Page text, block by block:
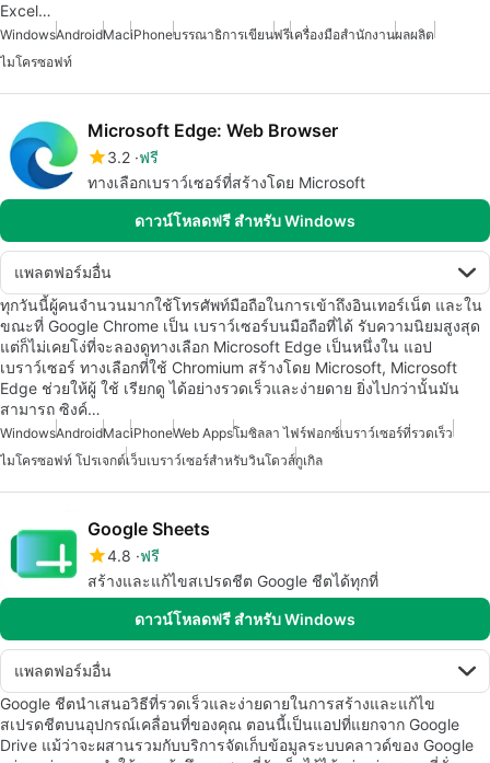
Excel…
WindowsAndroidMaciPhoneบรรณาธิการเขียนฟรีเครื่องมือสำนักงานผลผลิต
ไมโครซอฟท์
Microsoft Edge: Web Browser
3.2 ฟรี
ทางเลือกเบราว์เซอร์ที่สร้างโดย Microsoft
ดาวน์โหลดฟรี สำหรับ Windows
แพลตฟอร์มอื่น
ทุกวันนี้ผู้คนจำนวนมากใช้โทรศัพท์มือถือในการเข้าถึงอินเทอร์เน็ต และใน
ขณะที่ Google Chrome เป็น เบราว์เซอร์บนมือถือที่ได้ รับความนิยมสูงสุด
แต่ก็ไม่เคยโง่ที่จะลองดูทางเลือก Microsoft Edge เป็นหนึ่งใน แอป
เบราว์เซอร์ ทางเลือกที่ใช้ Chromium สร้างโดย Microsoft, Microsoft
Edge ช่วยให้ผู้ ใช้ เรียกดู ได้อย่างรวดเร็วและง่ายดาย ยิ่งไปกว่านั้นมัน
สามารถ ซิงค์…
WindowsAndroidMaciPhoneWeb Appsโมซิลลา ไฟร์ฟอกซ์เบราว์เซอร์ที่รวดเร็ว
ไมโครซอฟท์ โปรเจกต์เว็บเบราว์เซอร์สำหรับวินโดวส์กูเกิล
Google Sheets
4.8 ฟรี
สร้างและแก้ไขสเปรดชีต Google ชีตได้ทุกที่
ดาวน์โหลดฟรี สำหรับ Windows
แพลตฟอร์มอื่น
Google ชีตนำเสนอวิธีที่รวดเร็วและง่ายดายในการสร้างและแก้ไข
สเปรดชีตบนอุปกรณ์เคลื่อนที่ของคุณ ตอนนี้เป็นแอปที่แยกจาก Google
Drive แม้ว่าจะผสานรวมกับบริการจัดเก็บข้อมูลระบบคลาวด์ของ Google